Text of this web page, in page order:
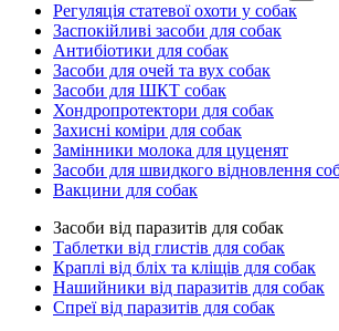
Регуляція статевої охоти у собак
Заспокійливі засоби для собак
Антибіотики для собак
Засоби для очей та вух собак
Засоби для ШКТ собак
Хондропротектори для собак
Захисні коміри для собак
Замінники молока для цуценят
Засоби для швидкого відновлення
Вакцини для собак
Засоби від паразитів для собак
Таблетки від глистів для собак
Краплі від бліх та кліщів для собак
Нашийники від паразитів для собак
Спреї від паразитів для собак